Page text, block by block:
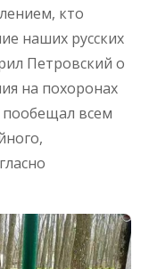
кто
наших русских
Петровский о
на похоронах
всем